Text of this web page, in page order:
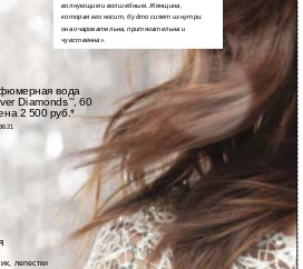
волнующим и волшебным. Женщина,
которая его носит, будто сияет изнутри:
она очаровательна, притягательна и
чувственна».
вода
Diamonds™, 60
2 500 руб.*
лепестки